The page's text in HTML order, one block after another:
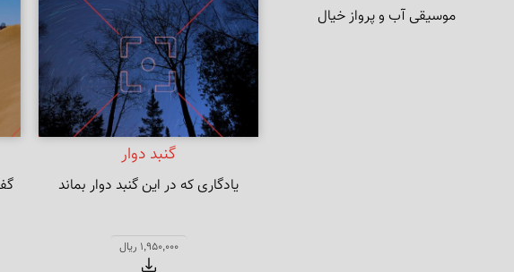
موسیقی آب و پرواز خیال
گنبد دوار
یادگاری که در این گنبد دوار بماند
1,950,000 ریال